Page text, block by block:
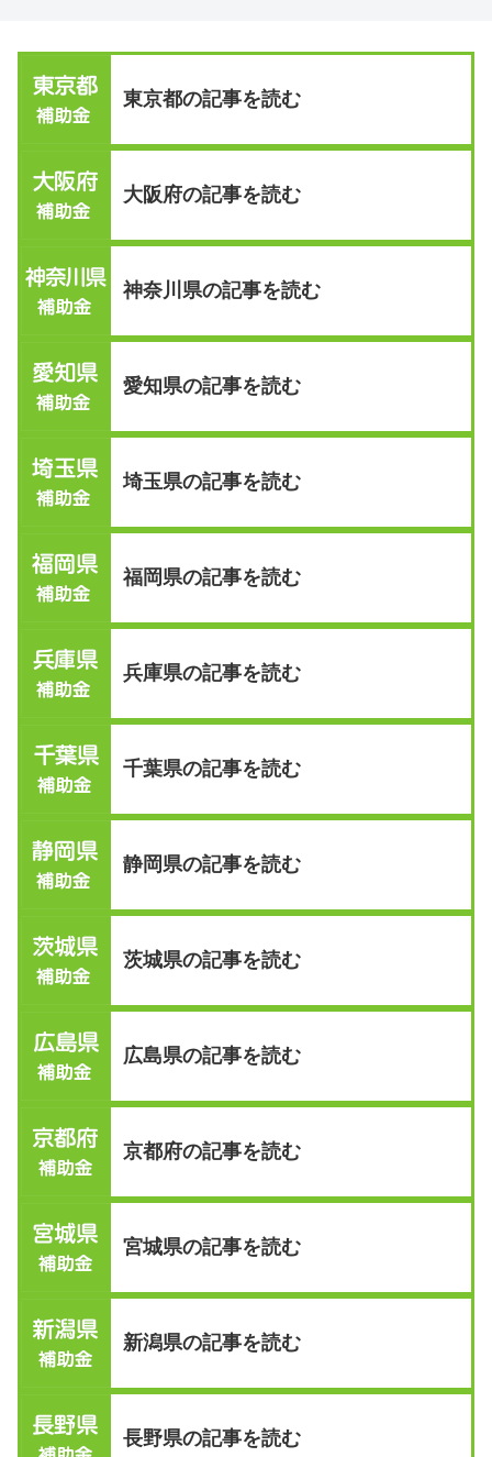
東京都の記事を読む
大阪府の記事を読む
神奈川県の記事を読む
愛知県の記事を読む
埼玉県の記事を読む
福岡県の記事を読む
兵庫県の記事を読む
千葉県の記事を読む
静岡県の記事を読む
茨城県の記事を読む
広島県の記事を読む
京都府の記事を読む
宮城県の記事を読む
新潟県の記事を読む
長野県の記事を読む